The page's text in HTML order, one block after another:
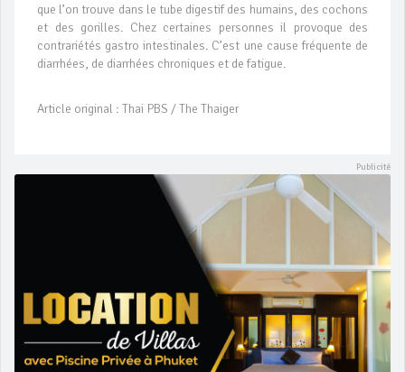
que l’on trouve dans le tube digestif des humains, des cochons
et des gorilles. Chez certaines personnes il provoque des
contrariétés gastro intestinales. C’est une cause fréquente de
diarrhées, de diarrhées chroniques et de fatigue.
Article original : Thai PBS / The Thaiger